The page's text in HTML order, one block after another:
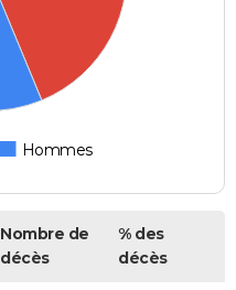
Hommes
Nombre de
décès
% des
décès